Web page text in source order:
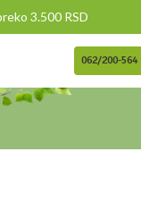
3.500 RSD
062/200-564